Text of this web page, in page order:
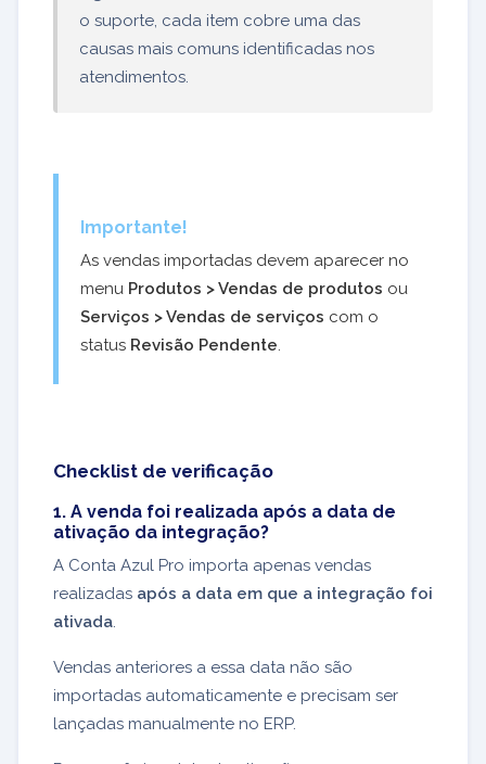
o suporte, cada item cobre uma das
causas mais comuns identificadas nos
atendimentos.
Importante!
As vendas importadas devem aparecer no
menu Produtos > Vendas de produtos ou
Serviços > Vendas de serviços com o
status Revisão Pendente.
Checklist de verificação
1. A venda foi realizada após a data de
ativação da integração?
A Conta Azul Pro importa apenas vendas
realizadas após a data em que a integração foi
ativada.
Vendas anteriores a essa data não são
importadas automaticamente e precisam ser
lançadas manualmente no ERP.